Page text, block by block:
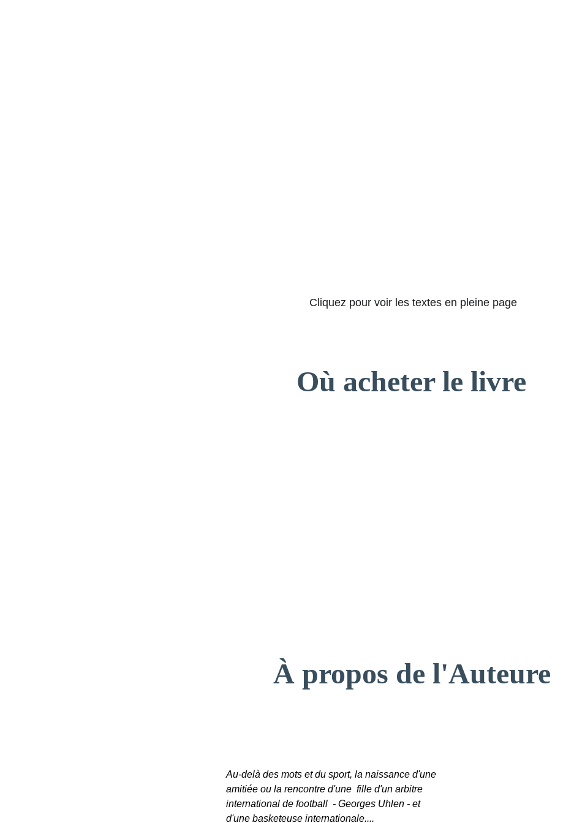
Cliquez pour voir les textes en pleine page
Où acheter le livre
À propos de l'Auteure
Au-delà des mots et du sport, la naissance d'une
amitiée ou la rencontre d'une  fille d'un arbitre
international de football  - Georges Uhlen - et
d'une basketeuse internationale....